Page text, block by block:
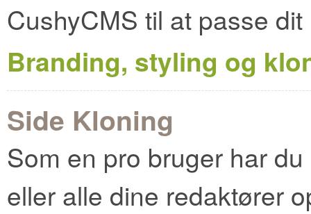
CushyCMS til at passe
Branding, styling og
Side Kloning
Som en pro bruger har
eller alle dine redaktører